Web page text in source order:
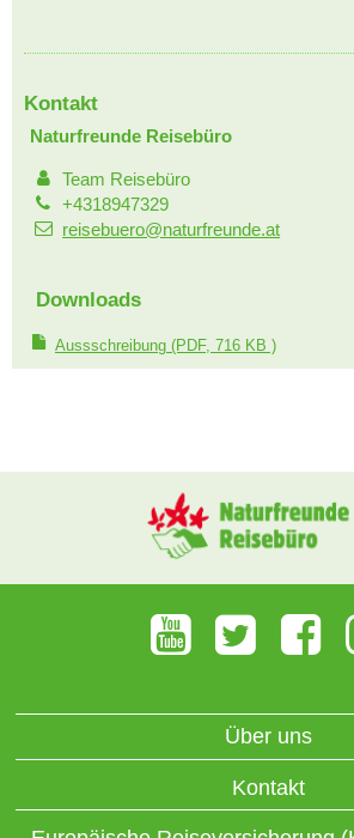
Kontakt
Naturfreunde Reisebüro
Team Reisebüro
+4318947329
reisebuero@naturfreunde.at
Downloads
Aussschreibung (PDF, 716 KB )
Über uns
Kontakt